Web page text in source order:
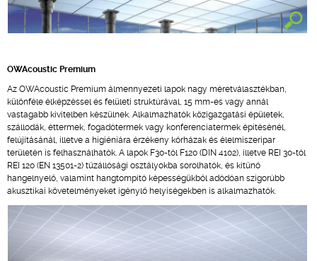
OWAcoustic Premium
Az OWAcoustic Premium álmennyezeti lapok nagy méretválasztékban,
különféle élképzéssel és felületi struktúrával, 15 mm-es vagy annál
vastagabb kivitelben készülnek. Alkalmazhatók közigazgatási épületek,
szállodák, éttermek, fogadótermek vagy konferenciatermek építésénél,
felújításánál, illetve a higiéniára érzékeny kórházak és élelmiszeripar
területén is felhasználhatók. A lapok F30-tól F120 (DIN 4102), illetve REI 30-tól
REI 120 (EN 13501-2) tűzállósági osztályokba sorolhatók, és kitűnő
hangelnyelő, valamint hangtompító képességükből adódóan szigorúbb
akusztikai követelményeket igénylő helyiségekben is alkalmazhatók.